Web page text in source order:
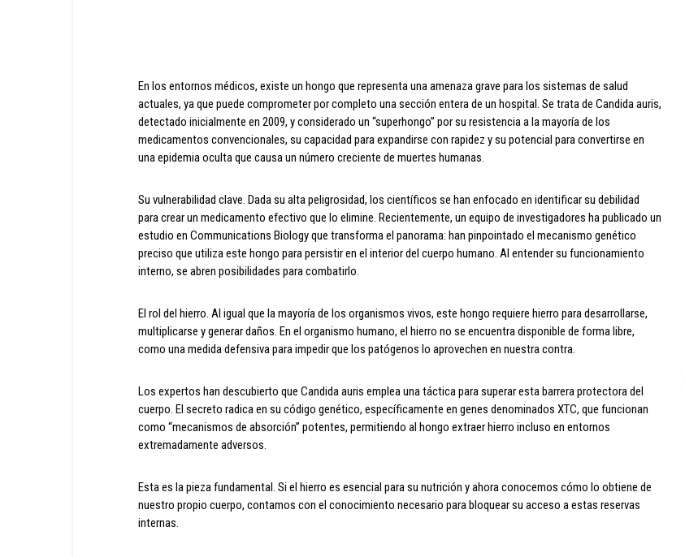
En los entornos médicos, existe un hongo que representa una amenaza grave para los sistemas de salud
actuales, ya que puede comprometer por completo una sección entera de un hospital. Se trata de Candida auris,
detectado inicialmente en 2009, y considerado un “superhongo” por su resistencia a la mayoría de los
medicamentos convencionales, su capacidad para expandirse con rapidez y su potencial para convertirse en
una epidemia oculta que causa un número creciente de muertes humanas.
Su vulnerabilidad clave. Dada su alta peligrosidad, los científicos se han enfocado en identificar su debilidad
para crear un medicamento efectivo que lo elimine. Recientemente, un equipo de investigadores ha publicado un
estudio en Communications Biology que transforma el panorama: han pinpointado el mecanismo genético
preciso que utiliza este hongo para persistir en el interior del cuerpo humano. Al entender su funcionamiento
interno, se abren posibilidades para combatirlo.
El rol del hierro. Al igual que la mayoría de los organismos vivos, este hongo requiere hierro para desarrollarse,
multiplicarse y generar daños. En el organismo humano, el hierro no se encuentra disponible de forma libre,
como una medida defensiva para impedir que los patógenos lo aprovechen en nuestra contra.
Los expertos han descubierto que Candida auris emplea una táctica para superar esta barrera protectora del
cuerpo. El secreto radica en su código genético, específicamente en genes denominados XTC, que funcionan
como “mecanismos de absorción” potentes, permitiendo al hongo extraer hierro incluso en entornos
extremadamente adversos.
Esta es la pieza fundamental. Si el hierro es esencial para su nutrición y ahora conocemos cómo lo obtiene de
nuestro propio cuerpo, contamos con el conocimiento necesario para bloquear su acceso a estas reservas
internas.